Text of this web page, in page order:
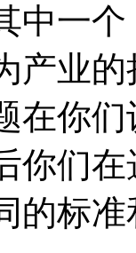
中一
产业
在你
你们
的标